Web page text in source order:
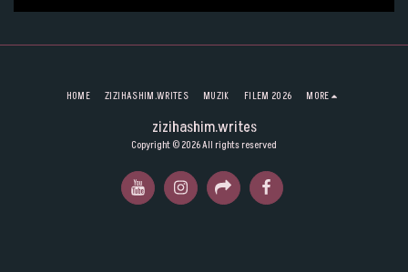
zizihashim.writes
Copyright © 2026 All rights reserved
HOME ZIZIHASHIM.WRITES MUZIK FILEM 2026 MORE